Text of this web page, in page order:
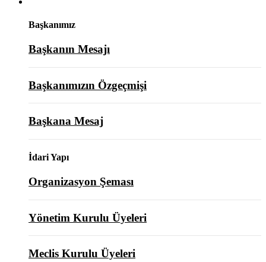
Başkanımız
Başkanın Mesajı
Başkanımızın Özgeçmişi
Başkana Mesaj
İdari Yapı
Organizasyon Şeması
Yönetim Kurulu Üyeleri
Meclis Kurulu Üyeleri